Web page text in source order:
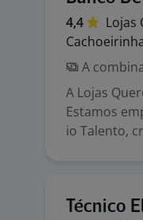
4,4 Lojas
A
A Lojas
Estamos
io Talento,
Técnico